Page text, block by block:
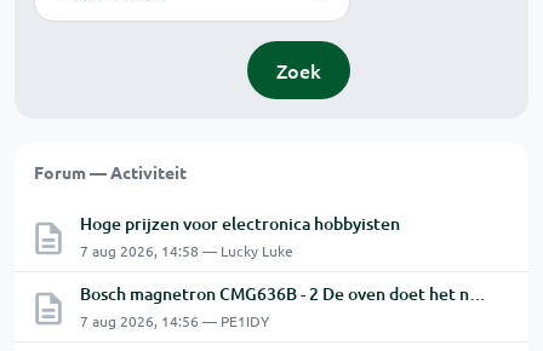
Zoek
Forum — Activiteit
Hoge prijzen voor electronica hobbyisten
7 aug 2026, 14:58 — Lucky Luke
Bosch magnetron CMG636B - 2 De oven doet het niet goed.
7 aug 2026, 14:56 — PE1IDY